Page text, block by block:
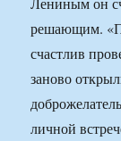
решающим.
счастлив
заново
личной